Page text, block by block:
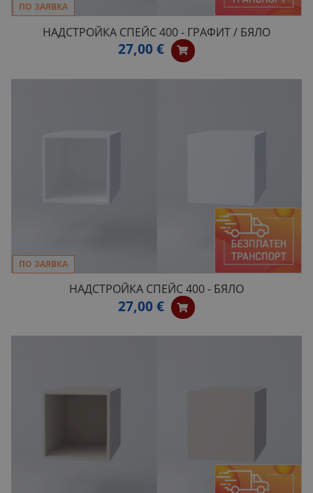
ПО ЗАЯВКА
НАДСТРОЙКА СПЕЙС 400 - ГРАФИТ / БЯЛО
27,00 €
ПО ЗАЯВКА
НАДСТРОЙКА СПЕЙС 400 - БЯЛО
27,00 €